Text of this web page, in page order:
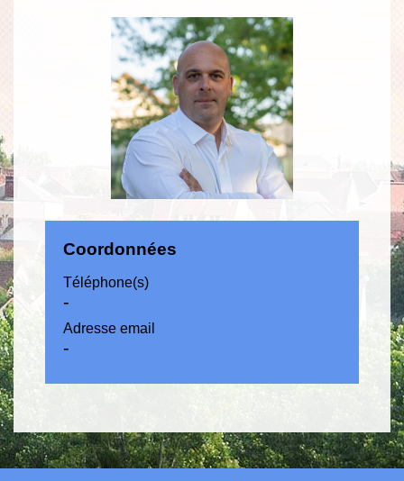
Coordonnées
Téléphone(s)
-
Adresse email
-